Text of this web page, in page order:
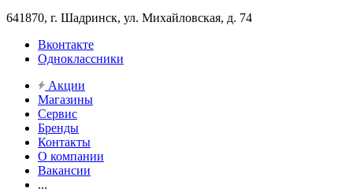
641870, г. Шадринск, ул. Михайловская, д. 74
Вконтакте
Одноклассники
Акции
Магазины
Сервис
Бренды
Контакты
О компании
Вакансии
...